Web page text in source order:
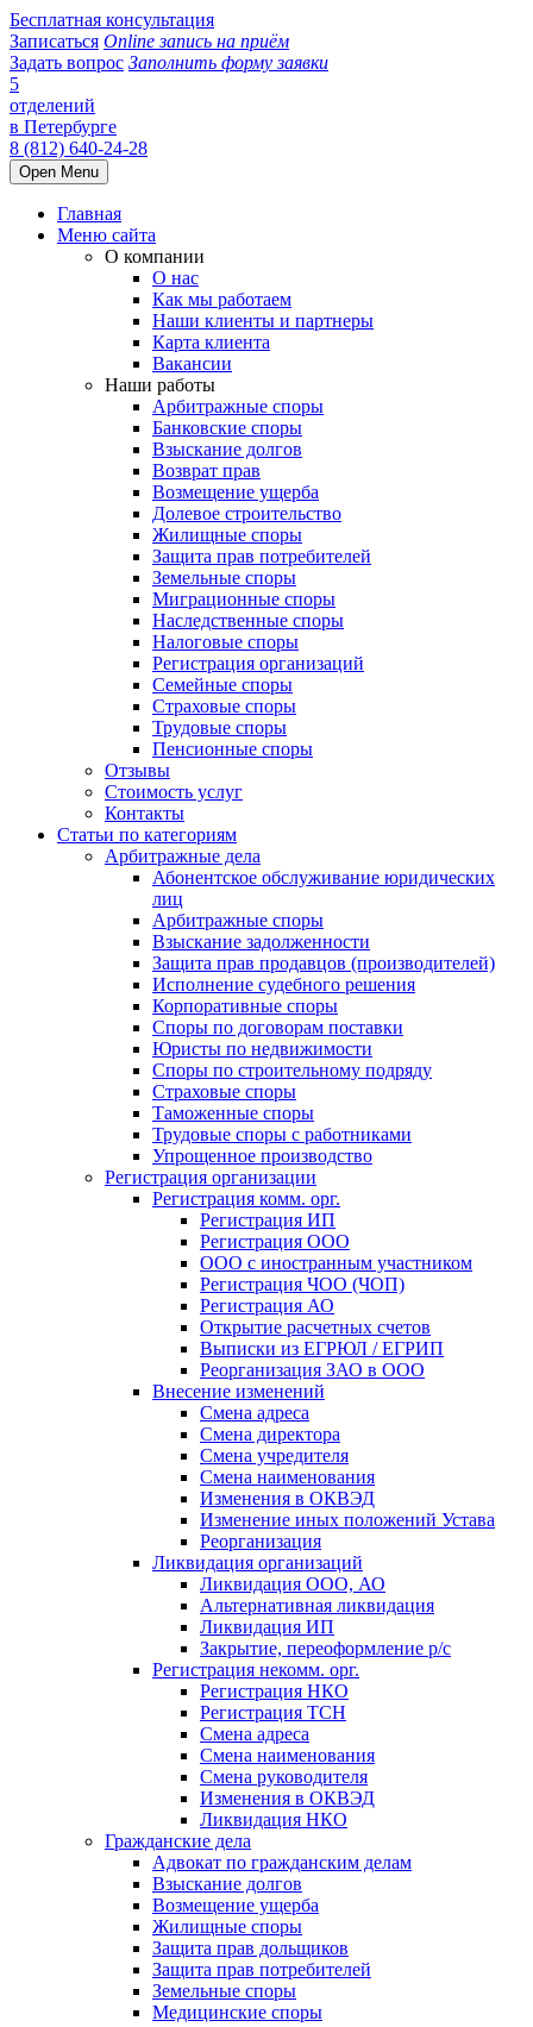
Бесплатная консультация
Записаться Online запись на приём
Задать вопрос Заполнить форму заявки
5
отделений
в Петербурге
8 (812) 640-24-28
Open Menu
Главная
Меню сайта
О компании
О нас
Как мы работаем
Наши клиенты и партнеры
Карта клиента
Вакансии
Наши работы
Арбитражные споры
Банковские споры
Взыскание долгов
Возврат прав
Возмещение ущерба
Долевое строительство
Жилищные споры
Защита прав потребителей
Земельные споры
Миграционные споры
Наследственные споры
Налоговые споры
Регистрация организаций
Семейные споры
Страховые споры
Трудовые споры
Пенсионные споры
Отзывы
Стоимость услуг
Контакты
Статьи по категориям
Арбитражные дела
Абонентское обслуживание юридических
лиц
Арбитражные споры
Взыскание задолженности
Защита прав продавцов (производителей)
Исполнение судебного решения
Корпоративные споры
Споры по договорам поставки
Юристы по недвижимости
Споры по строительному подряду
Страховые споры
Таможенные споры
Трудовые споры с работниками
Упрощенное производство
Регистрация организации
Регистрация комм. орг.
Регистрация ИП
Регистрация ООО
ООО с иностранным участником
Регистрация ЧОО (ЧОП)
Регистрация АО
Открытие расчетных счетов
Выписки из ЕГРЮЛ / ЕГРИП
Реорганизация ЗАО в ООО
Внесение изменений
Смена адреса
Смена директора
Cмена учредителя
Смена наименования
Изменения в ОКВЭД
Изменение иных положений Устава
Реорганизация
Ликвидация организаций
Ликвидация ООО, АО
Альтернативная ликвидация
Ликвидация ИП
Закрытие, переоформление р/с
Регистрация некомм. орг.
Регистрация НКО
Регистрация ТСН
Смена адреса
Смена наименования
Смена руководителя
Изменения в ОКВЭД
Ликвидация НКО
Гражданские дела
Адвокат по гражданским делам
Взыскание долгов
Возмещение ущерба
Жилищные споры
Защита прав дольщиков
Защита прав потребителей
Земельные споры
Медицинские споры